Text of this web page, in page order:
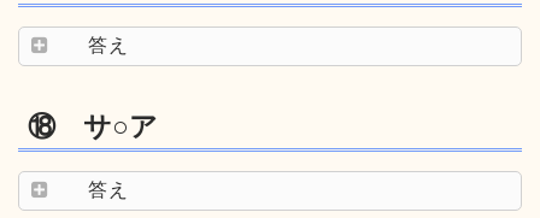
答え
⑱ サ○ア
答え